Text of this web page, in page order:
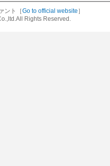
ント［Go to official website ］
Rights Reserved.